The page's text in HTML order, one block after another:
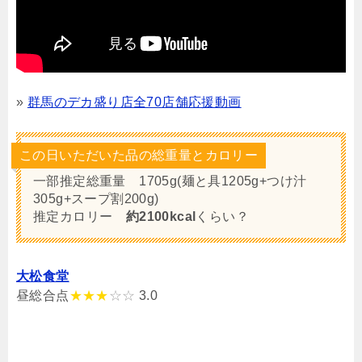
» 群馬のデカ盛り店全70店舗応援動画
この日いただいた品の総重量とカロリー
一部推定総重量 1705g(麺と具1205g+つけ汁
305g+スープ割200g)
推定カロリー 約2100kcal くらい？
大松食堂
昼総合点★★★ ☆☆ 3.0